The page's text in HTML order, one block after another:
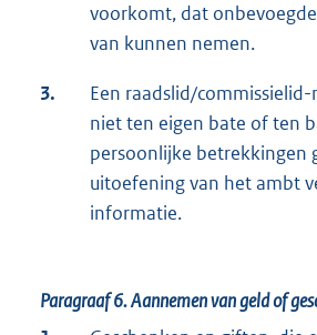
voorkomt, dat
van kunnen nemen.
3.
Een raadslid/
niet ten eigen bate of ten
persoonlijke betrekkingen
uitoefening van het ambt
informatie.
Paragraaf 6.Aannemen van geld of